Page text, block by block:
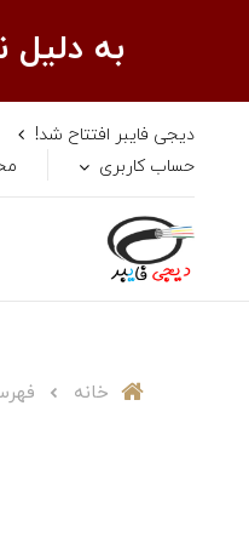
به
دیجی فایبر افتتاح شد!
حساب کاربری
خانه